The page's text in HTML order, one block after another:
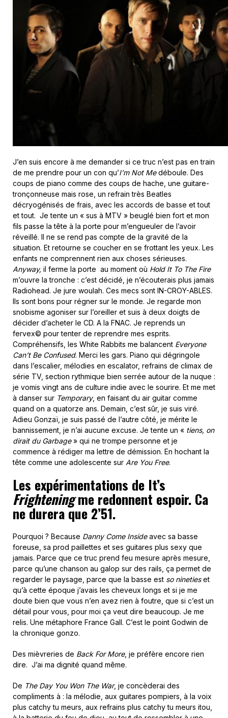
J’en suis encore à me demander si ce truc n’est pas en train
de me prendre pour un con qu’I’m Not Medéboule. Des
coups de piano comme des coups de hache, une guitare-
tronçonneuse mais rose, un refrain très Beatles
décryogénisés de frais, avec les accords de basse et tout
et tout. Je tente un « sus à MTV » beuglé bien fort et mon
fils passe la tête à la porte pour m’engueuler de l’avoir
réveillé. Il ne se rend pas compte de la gravité de la
situation. Et retourne se coucher en se frottant les yeux. Les
enfants ne comprennent rien aux choses sérieuses.
Anyway, il ferme la porte au moment où Hold It To The Fire
m’ouvre la tronche : c’est décidé, je n’écouterais plus jamais
Radiohead. Je jure woulah. Ces mecs sont IN-CROY-ABLES.
Ils sont bons pour régner sur le monde. Je regarde mon
snobisme agoniser sur l’oreiller et suis à deux doigts de
décider d’acheter le CD. A la FNAC. Je reprends un
fervex© pour tenter de reprendre mes esprits.
Compréhensifs, les White Rabbits me balancent Everyone
Can’t Be Confused. Merci les gars. Piano qui dégringole
dans l’escalier, mélodies en escalator, refrains de climax de
série TV, section rythmique bien serrée autour de la nuque :
je vomis vingt ans de culture indie avec le sourire. Et me met
à danser sur Temporary, en faisant du air guitar comme
quand on a quatorze ans. Demain, c’est sûr, je suis viré.
Adieu Gonzaï, je suis passé de l’autre côté, je mérite le
bannissement, je n’ai aucune excuse. Je tente un « tiens, on
dirait du Garbage» qui ne trompe personne et je
commence à rédiger ma lettre de démission. En hochant la
tête comme une adolescente sur Are You Free.
Les expérimentations de It’s
Frighteningme redonnent espoir. Ca
ne durera que 2’51.
Pourquoi ? Because Danny Come Insideavec sa basse
foreuse, sa prod paillettes et ses guitares plus sexy que
jamais. Parce que ce truc prend feu mesure après mesure,
parce qu’une chanson au galop sur des rails, ça permet de
regarder le paysage, parce que la basse est so ninetieset
qu’à cette époque j’avais les cheveux longs et si je me
doute bien que vous n’en avez rien à foutre, que si c’est un
détail pour vous, pour moi ça veut dire beaucoup. Je me
relis. Une métaphore France Gall. C’est le point Godwin de
la chronique gonzo.
Des mièvreries de Back For More, je préfère encore rien
dire. J’ai ma dignité quand même.
De The Day You Won The War, je concèderai des
compliments à : la mélodie, aux guitares pompiers, à la voix
plus catchy tu meurs, aux refrains plus catchy tu meurs itou,